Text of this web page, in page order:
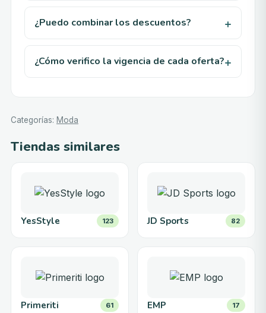
¿Puedo combinar los descuentos?
¿Cómo verifico la vigencia de cada oferta?
Categorías: Moda
Tiendas similares
YesStyle 123 JD Sports 82
Primeriti 61 EMP 17